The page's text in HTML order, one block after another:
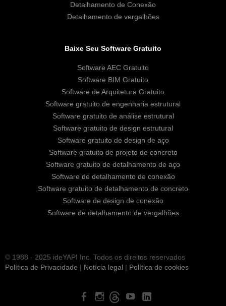
Detalhamento de Conexão
Detalhamento de vergalhões
Baixe Seu Software Gratuito
Software AEC Gratuito
Software BIM Gratuito
Software de Arquitetura Gratuito
Software gratuito de engenharia estrutural
Software gratuito de análise estrutural
Software gratuito de design estrutural
Software gratuito de design de aço
Software gratuito de projeto de concreto
Software gratuito de detalhamento de aço
Software de detalhamento de conexão
Software gratuito de detalhamento de concreto
Software de design de conexão
Software de detalhamento de vergalhões
© 1988 - 2025 ideYAPI Inc. Todos os direitos reservados
Política de Privacidade | Notícia legal | Política de cookies